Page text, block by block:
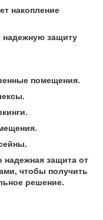
накопление
надежную защиту
помещения.
надежная защита от
чтобы получить
решение.